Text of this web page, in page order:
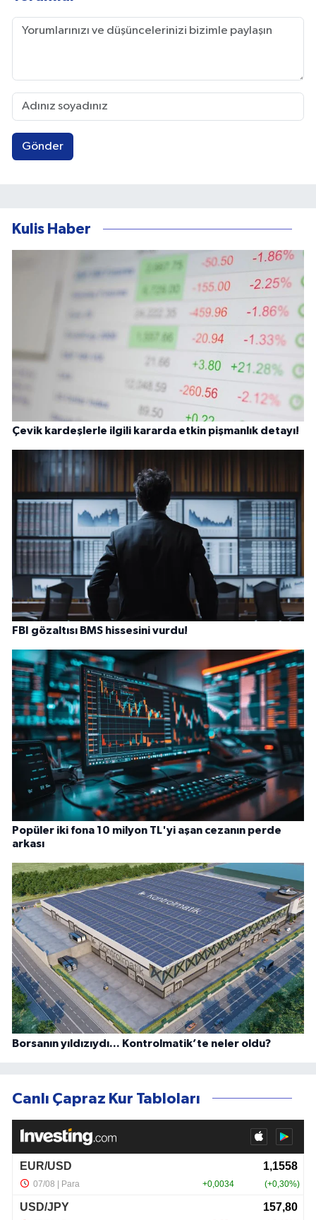
Gönder
Kulis Haber
Çevik kardeşlerle ilgili kararda etkin pişmanlık detayı!
FBI gözaltısı BMS hissesini vurdu!
Popüler iki fona 10 milyon TL'yi aşan cezanın perde
arkası
Borsanın yıldızıydı... Kontrolmatik’te neler oldu?
Canlı Çapraz Kur Tabloları